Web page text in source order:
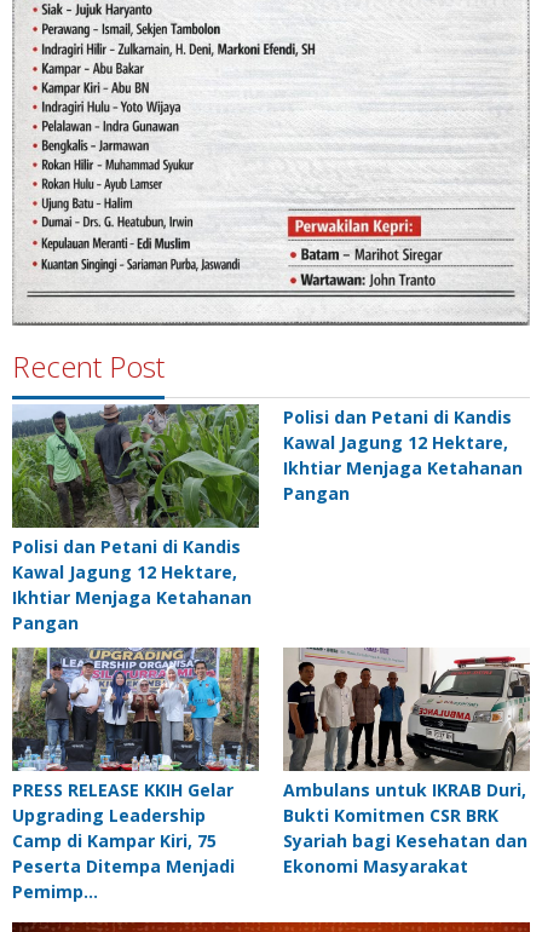
Recent Post
Polisi dan Petani di Kandis
Kawal Jagung 12 Hektare,
Ikhtiar Menjaga Ketahanan
Pangan
Polisi dan Petani di Kandis
Kawal Jagung 12 Hektare,
Ikhtiar Menjaga Ketahanan
Pangan
PRESS RELEASE KKIH Gelar
Upgrading Leadership
Camp di Kampar Kiri, 75
Peserta Ditempa Menjadi
Pemimp…
Ambulans untuk IKRAB Duri,
Bukti Komitmen CSR BRK
Syariah bagi Kesehatan dan
Ekonomi Masyarakat